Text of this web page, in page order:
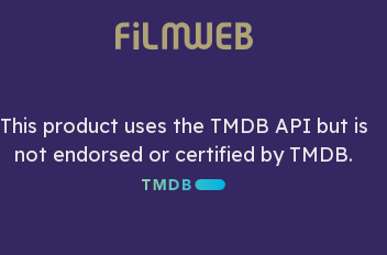
This product uses the TMDB API but is
not endorsed or certified by TMDB.